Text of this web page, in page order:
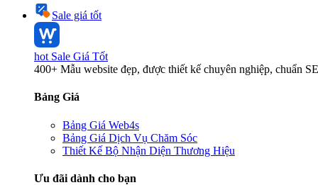
Sale giá tốt
hot Sale Giá Tốt
400+ Mẫu website đẹp, được thiết kế chuyên nghiệp, chuẩn
Bảng Giá
Bảng Giá Web4s
Bảng Giá Dịch Vụ Chăm Sóc
Thiết Kế Bộ Nhận Diện Thương Hiệu
Ưu đãi dành cho bạn